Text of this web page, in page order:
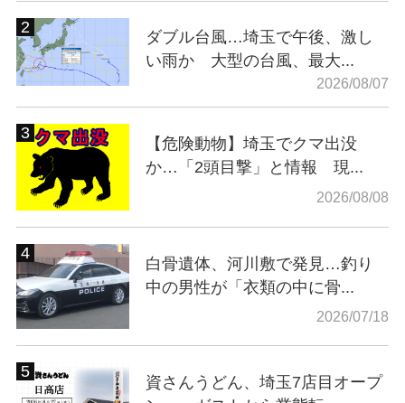
ダブル台風…埼玉で午後、激し
い雨か 大型の台風、最大...
2026/08/07
【危険動物】埼玉でクマ出没
か…「2頭目撃」と情報 現...
2026/08/08
白骨遺体、河川敷で発見…釣り
中の男性が「衣類の中に骨...
2026/07/18
資さんうどん、埼玉7店目オープ